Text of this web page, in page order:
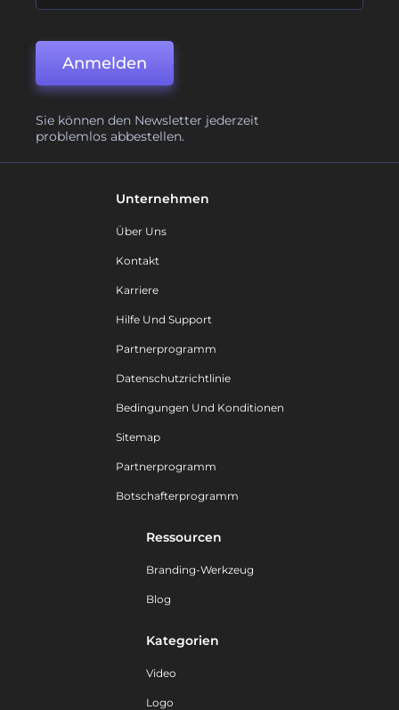
Anmelden
Sie können den Newsletter jederzeit
problemlos abbestellen.
Unternehmen
Über Uns
Kontakt
Karriere
Hilfe Und Support
Partnerprogramm
Datenschutzrichtlinie
Bedingungen Und Konditionen
Sitemap
Partnerprogramm
Botschafterprogramm
Ressourcen
Branding-Werkzeug
Blog
Kategorien
Video
Logo